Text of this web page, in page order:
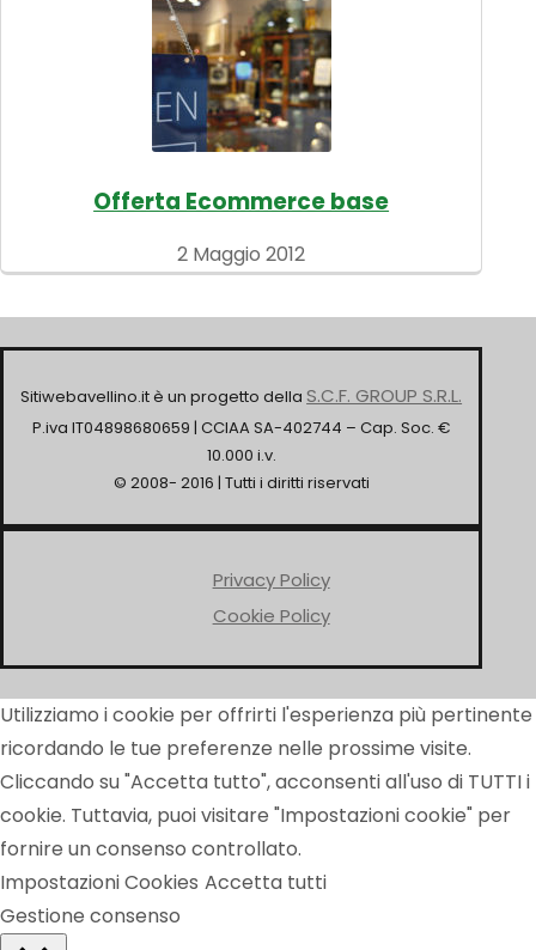
Offerta Ecommerce base
2 Maggio 2012
Sitiwebavellino.it è un progetto dellaS.C.F. GROUP S.R.L.
P.iva IT04898680659 | CCIAA SA-402744 – Cap. Soc. €
10.000 i.v.
© 2008- 2016 | Tutti i diritti riservati
Privacy Policy
Cookie Policy
Utilizziamo i cookie per offrirti l'esperienza più pertinente
ricordando le tue preferenze nelle prossime visite.
Cliccando su "Accetta tutto", acconsenti all'uso di TUTTI i
cookie. Tuttavia, puoi visitare "Impostazioni cookie" per
fornire un consenso controllato.
Impostazioni Cookies Accetta tutti
Gestione consenso